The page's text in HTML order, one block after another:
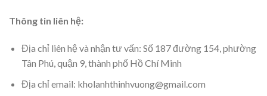
Thông tin liên hệ:
Địa chỉ liên hệ và nhận tư vấn: Số 187 đường 154, phường
Tân Phú, quận 9, thành phố Hồ Chí Minh
Địa chỉ email: kholanhthinhvuong@gmail.com